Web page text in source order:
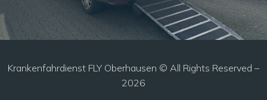
Krankenfahrdienst FLY Oberhausen © All Rights Reserved –
2026